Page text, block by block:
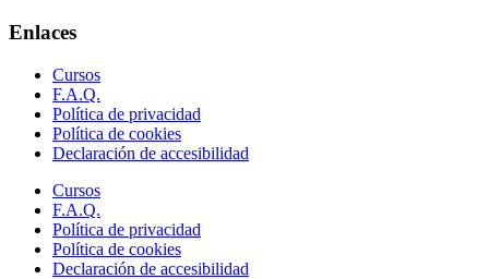
Enlaces
Cursos
F.A.Q.
Política de privacidad
Política de cookies
Declaración de accesibilidad
Cursos
F.A.Q.
Política de privacidad
Política de cookies
Declaración de accesibilidad